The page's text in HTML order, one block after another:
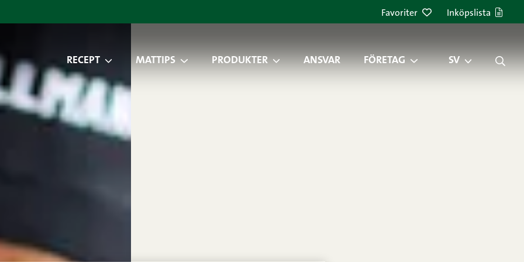
Favoriter Inköpslista
RECEPT MATTIPS PRODUKTER ANSVAR FÖRETAG SV